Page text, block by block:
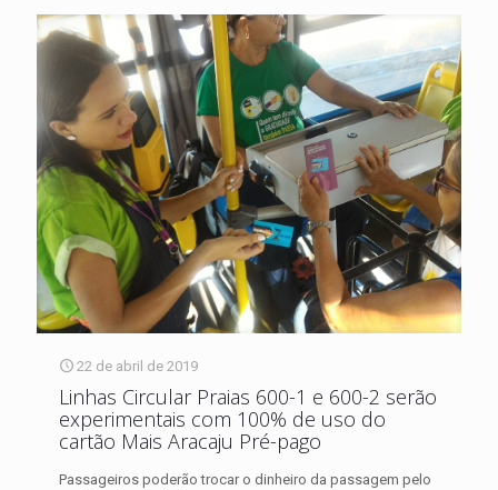
22 de abril de 2019
Linhas Circular Praias 600-1 e 600-2 serão
experimentais com 100% de uso do
cartão Mais Aracaju Pré-pago
Passageiros poderão trocar o dinheiro da passagem pelo